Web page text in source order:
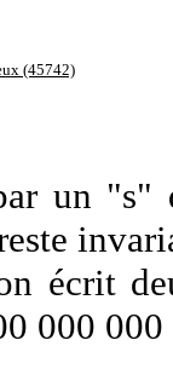
(45742)
un "s"
écrit
000